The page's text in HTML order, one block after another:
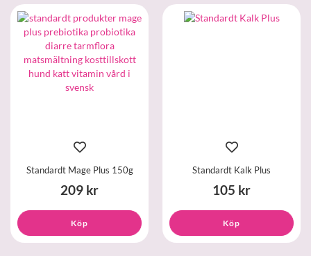
Standardt Mage Plus 150g
209 kr
Köp
Standardt Kalk Plus
105 kr
Köp